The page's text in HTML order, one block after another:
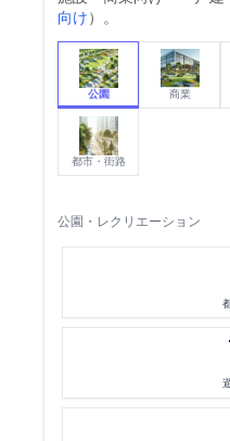
向け）。
公園 商業
都市・街路
公園・レクリエーション